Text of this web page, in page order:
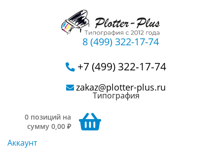
8 (499) 322-17-74
+7 (499) 322-17-74
zakaz@plotter-plus.ru
Типография
0 позиций на
сумму 0,00 ₽
Аккаунт